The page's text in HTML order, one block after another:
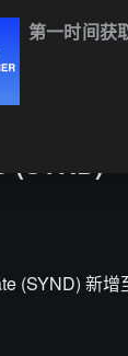
(SYND)
(SYND) 新增
第一时间获